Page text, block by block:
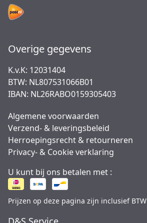
Overige gegevens
K.v.K: 12031404
BTW: NL807531066B01
IBAN: NL26RABO0159305403
Algemene voorwaarden
Verzend- & leveringsbeleid
Herroepingsrecht & retourneren
Privacy- & Cookie verklaring
U kunt bij ons betalen met :
Prijzen op deze pagina zijn inclusief BTW